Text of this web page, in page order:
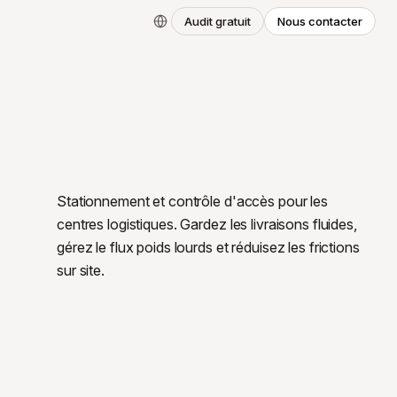
Audit gratuit Nous contacter
Stationnement et contrôle d'accès pour les
centres logistiques. Gardez les livraisons fluides,
gérez le flux poids lourds et réduisez les frictions
sur site.